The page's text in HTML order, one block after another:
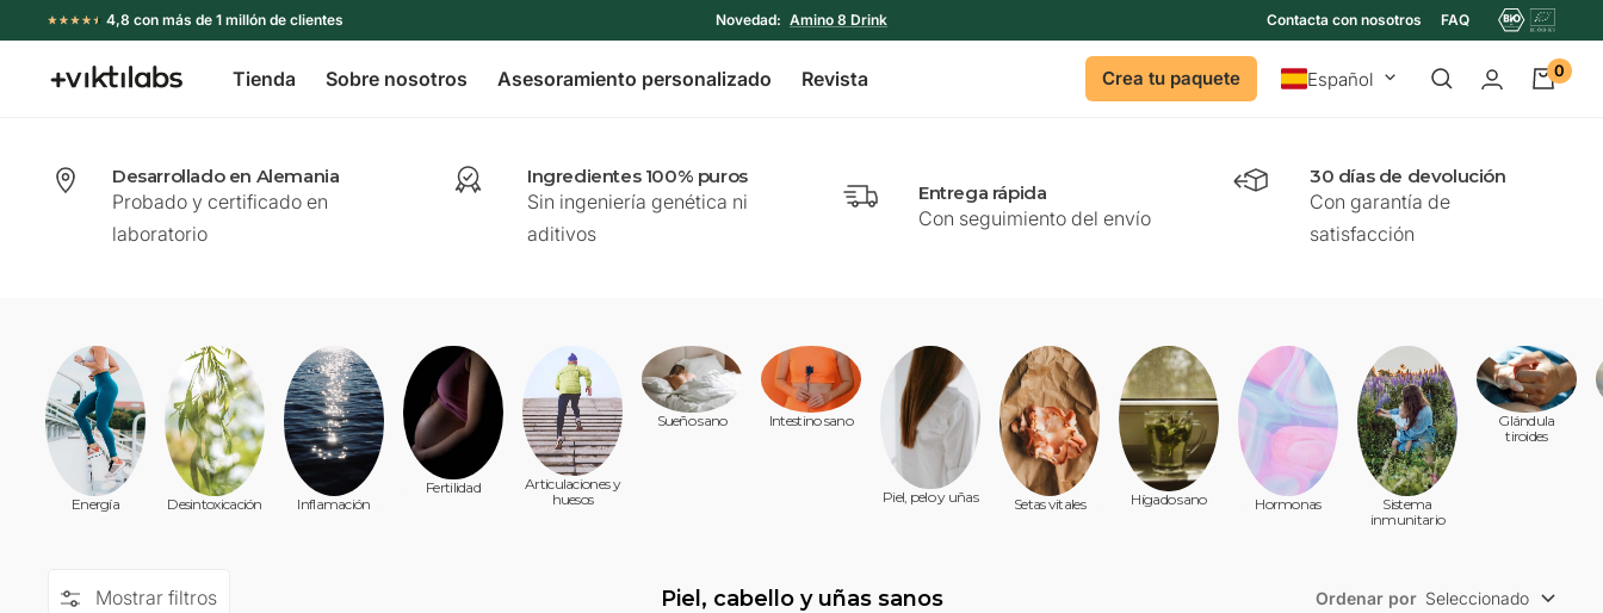
directamente
4,8 con más de 1 millón de clientes Novedad: Amino 8 Drink Contacta con nosotros FAQ
Tienda Sobre nosotros Asesoramiento personalizado Revista
Viktilabs Crea tu paquete IdiomaEspañol 0
Desarrollado en Alemania
Probado y certificado en
laboratorio
Ingredientes 100% puros
Sin ingeniería genética ni
aditivos
Entrega rápida
Con seguimiento del envío
30 días de devolución
Con garantía de
satisfacción
Energía Desintoxicación Inflamación
Fertilidad
Articulaciones y
huesos
Sueño sano Intestino sano
Piel, pelo y uñas Setas vitales Hígado sano Hormonas
Sistema
inmunitario
Glándula
tiroides
Mostrar filtros Piel, cabello y uñas sanos Ordenar por Seleccionado